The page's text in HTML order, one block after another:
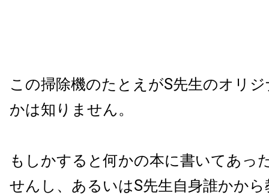
この掃除機のたとえがS先生のオリ
かは知りません。
もしかすると何かの本に書いてあっ
せんし、あるいはS先生自身誰かか